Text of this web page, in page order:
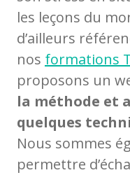
les leçons du
d’ailleurs
nos formations
proposons un
la méthode et
quelques
Nous sommes
permettre